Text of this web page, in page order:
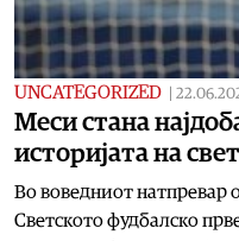
UNCATEGORIZED
Меси стана
историјата на
Во воведниот натпревар
Светското фудбалско